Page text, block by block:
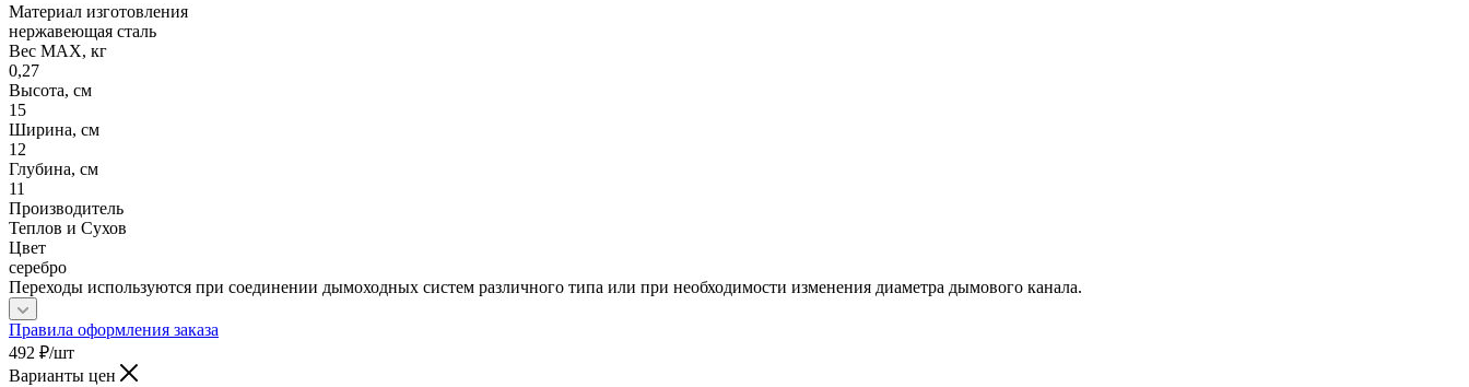
Материал изготовления
нержавеющая сталь
Вес МАХ, кг
0,27
Высота, см
15
Ширина, см
12
Глубина, см
11
Производитель
Теплов и Сухов
Цвет
серебро
Переходы используются при соединении дымоходных систем различного типа или при необходимости изменения диаметра дымового канала.
Правила оформления заказа
492 ₽/шт
Варианты цен